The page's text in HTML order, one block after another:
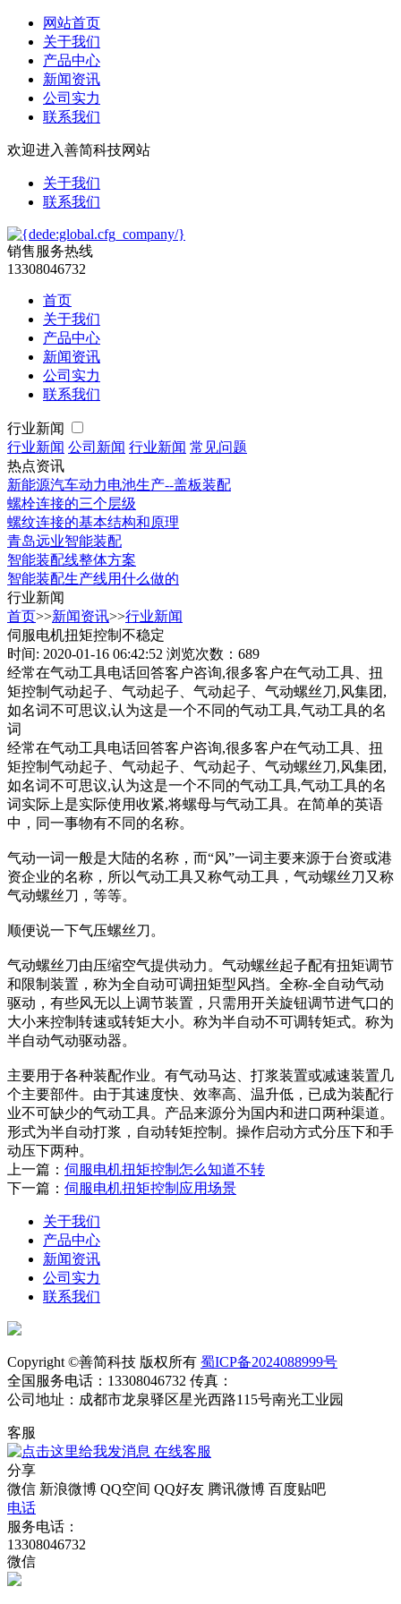
网站首页
关于我们
产品中心
新闻资讯
公司实力
联系我们
欢迎进入善简科技网站
关于我们
联系我们
销售服务热线
13308046732
首页
关于我们
产品中心
新闻资讯
公司实力
联系我们
行业新闻
行业新闻 公司新闻 行业新闻 常见问题
热点资讯
新能源汽车动力电池生产--盖板装配
螺栓连接的三个层级
螺纹连接的基本结构和原理
青岛远业智能装配
智能装配线整体方案
智能装配生产线用什么做的
行业新闻
首页>>新闻资讯>>行业新闻
伺服电机扭矩控制不稳定
时间: 2020-01-16 06:42:52 浏览次数：689
经常在气动工具电话回答客户咨询,很多客户在气动工具、扭
矩控制气动起子、气动起子、气动起子、气动螺丝刀,风集团,
如名词不可思议,认为这是一个不同的气动工具,气动工具的名
词
经常在气动工具电话回答客户咨询,很多客户在气动工具、扭
矩控制气动起子、气动起子、气动起子、气动螺丝刀,风集团,
如名词不可思议,认为这是一个不同的气动工具,气动工具的名
词实际上是实际使用收紧,将螺母与气动工具。在简单的英语
中，同一事物有不同的名称。
气动一词一般是大陆的名称，而“风”一词主要来源于台资或港
资企业的名称，所以气动工具又称气动工具，气动螺丝刀又称
气动螺丝刀，等等。
顺便说一下气压螺丝刀。
气动螺丝刀由压缩空气提供动力。气动螺丝起子配有扭矩调节
和限制装置，称为全自动可调扭矩型风挡。全称-全自动气动
驱动，有些风无以上调节装置，只需用开关旋钮调节进气口的
大小来控制转速或转矩大小。称为半自动不可调转矩式。称为
半自动气动驱动器。
主要用于各种装配作业。有气动马达、打浆装置或减速装置几
个主要部件。由于其速度快、效率高、温升低，已成为装配行
业不可缺少的气动工具。产品来源分为国内和进口两种渠道。
形式为半自动打浆，自动转矩控制。操作启动方式分压下和手
动压下两种。
上一篇： 伺服电机扭矩控制怎么知道不转
下一篇： 伺服电机扭矩控制应用场景
关于我们
产品中心
新闻资讯
公司实力
联系我们
Copyright ©善简科技 版权所有 蜀ICP备2024088999号
全国服务电话：13308046732 传真：
公司地址：成都市龙泉驿区星光西路115号南光工业园
客服
在线客服
分享
微信 新浪微博 QQ空间 QQ好友 腾讯微博 百度贴吧
电话
服务电话：
13308046732
微信